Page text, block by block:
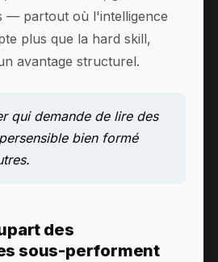
— partout où l'intelligence
plus que la hard skill,
avantage structurel.
qui demande de lire des
bien formé
des
sous-performent